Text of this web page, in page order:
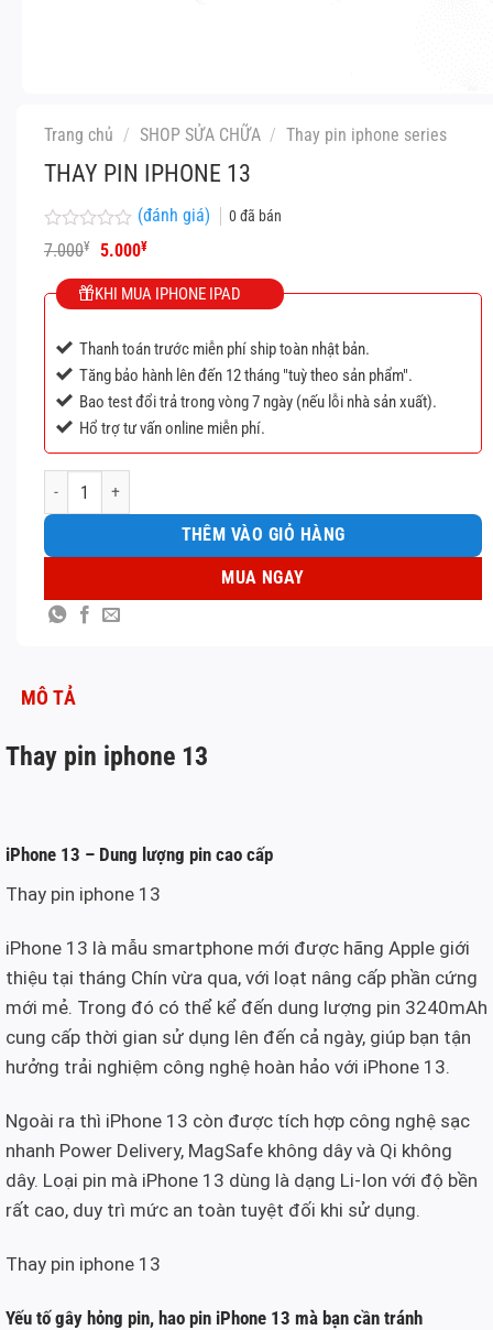
Trang chủ / SHOP SỬA CHỮA / Thay pin iphone series
THAY PIN IPHONE 13
Được
xếp
hạng
0
(đánh giá) 0đã bán
7.000¥
Giá
là:
7.000¥.
5.000¥Giá
tại
là:
KHI MUA IPHONE IPAD
Thanh toán trước miễn phí ship toàn nhật bản.
Tăng bảo hành lên đến 12 tháng "tuỳ theo sản phẩm".
Bao test đổi trả trong vòng 7 ngày (nếu lỗi nhà sản xuất).
Hổ trợ tư vấn online miễn phí.
Thay pin iphone 13 số lượng
THÊM VÀO GIỎ HÀNG
MUA NGAY
MÔ TẢ
Thay pin iphone 13
iPhone 13 – Dung lượng pin cao cấp
Thay pin iphone 13
iPhone 13 là mẫu smartphone mới được hãng Apple giới
thiệu tại tháng Chín vừa qua, với loạt nâng cấp phần cứng
mới mẻ. Trong đó có thể kể đến dung lượng pin 3240mAh
cung cấp thời gian sử dụng lên đến cả ngày, giúp bạn tận
hưởng trải nghiệm công nghệ hoàn hảo với iPhone 13.
Ngoài ra thì iPhone 13 còn được tích hợp công nghệ sạc
nhanh Power Delivery, MagSafe không dây và Qi không
dây. Loại pin mà iPhone 13 dùng là dạng Li-Ion với độ bền
rất cao, duy trì mức an toàn tuyệt đối khi sử dụng.
Thay pin iphone 13
Yếu tố gây hỏng pin, hao pin iPhone 13 mà bạn cần tránh